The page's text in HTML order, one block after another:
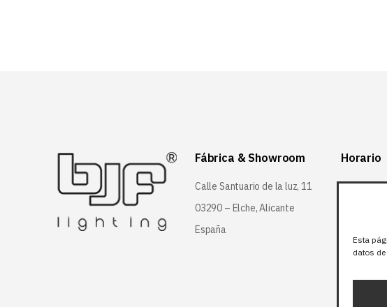
Esta
datos
Fábrica & Showroom
Calle Santuario de la luz, 11
03290 – Elche, Alicante
España
Horario
Lunes-
Cerrado